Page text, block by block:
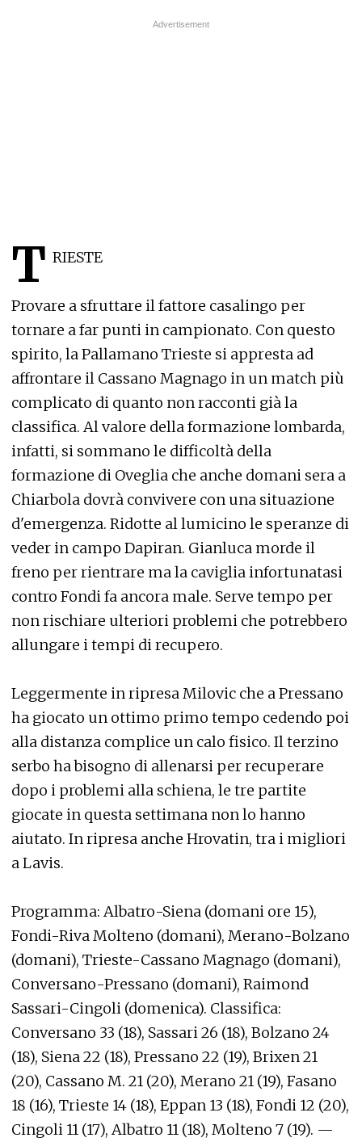
T RIESTE
Provare a sfruttare il fattore casalingo per
tornare a far punti in campionato. Con questo
spirito, la Pallamano Trieste si appresta ad
affrontare il Cassano Magnago in un match più
complicato di quanto non racconti già la
classifica. Al valore della formazione lombarda,
infatti, si sommano le difficoltà della
formazione di Oveglia che anche domani sera a
Chiarbola dovrà convivere con una situazione
d'emergenza. Ridotte al lumicino le speranze di
veder in campo Dapiran. Gianluca morde il
freno per rientrare ma la caviglia infortunatasi
contro Fondi fa ancora male. Serve tempo per
non rischiare ulteriori problemi che potrebbero
allungare i tempi di recupero.
Leggermente in ripresa Milovic che a Pressano
ha giocato un ottimo primo tempo cedendo poi
alla distanza complice un calo fisico. Il terzino
serbo ha bisogno di allenarsi per recuperare
dopo i problemi alla schiena, le tre partite
giocate in questa settimana non lo hanno
aiutato. In ripresa anche Hrovatin, tra i migliori
a Lavis.
Programma: Albatro-Siena (domani ore 15),
Fondi-Riva Molteno (domani), Merano-Bolzano
(domani), Trieste-Cassano Magnago (domani),
Conversano-Pressano (domani), Raimond
Sassari-Cingoli (domenica). Classifica:
Conversano 33 (18), Sassari 26 (18), Bolzano 24
(18), Siena 22 (18), Pressano 22 (19), Brixen 21
(20), Cassano M. 21 (20), Merano 21 (19), Fasano
18 (16), Trieste 14 (18), Eppan 13 (18), Fondi 12 (20),
Cingoli 11 (17), Albatro 11 (18), Molteno 7 (19). —